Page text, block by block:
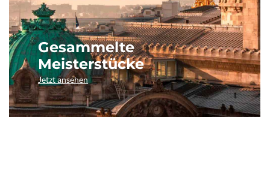
Gesammelte
Meisterstücke
Jetzt ansehen